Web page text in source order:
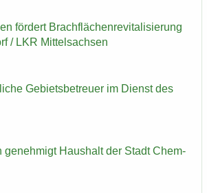
för­dert Brach­flä­chen­re­vi­ta­li­sie­rung
/ LKR Mit­tel­sach­sen
Ge­biets­be­treu­er im Dienst des
ge­neh­migt Haus­halt der Stadt Chem­